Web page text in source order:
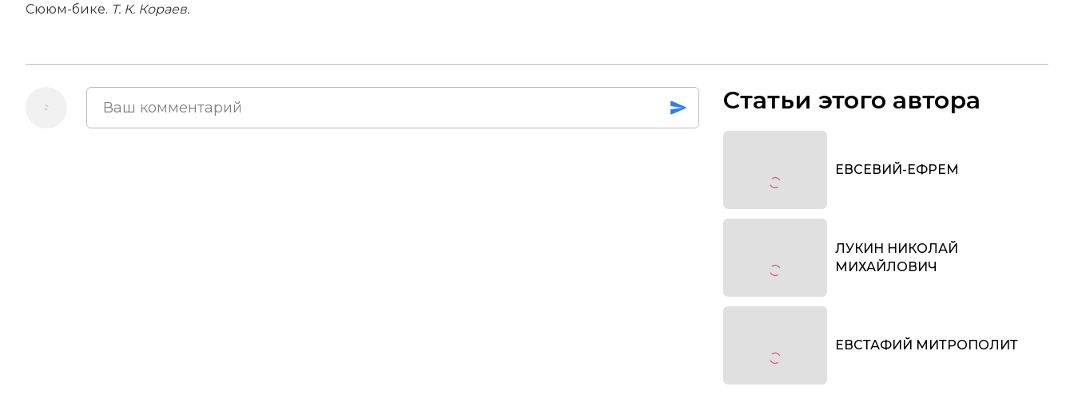
Сююм-бике. Т. К. Кораев.
Статьи этого автора
ЕВСЕВИЙ-ЕФРЕМ
ЛУКИН НИКОЛАЙ
МИХАЙЛОВИЧ
ЕВСТАФИЙ МИТРОПОЛИТ